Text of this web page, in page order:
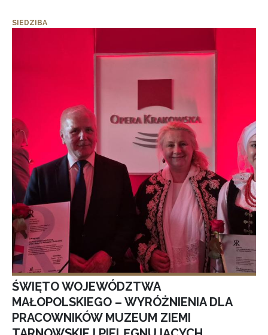
SIEDZIBA
ŚWIĘTO WOJEWÓDZTWA
MAŁOPOLSKIEGO – WYRÓŻNIENIA DLA
PRACOWNIKÓW MUZEUM ZIEMI